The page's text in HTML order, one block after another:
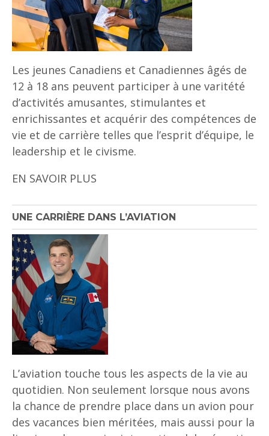
Les jeunes Canadiens et Canadiennes âgés de
12 à 18 ans peuvent participer à une varitété
d’activités amusantes, stimulantes et
enrichissantes et acquérir des compétences de
vie et de carrière telles que l’esprit d’équipe, le
leadership et le civisme.
EN SAVOIR PLUS
UNE CARRIÈRE DANS L’AVIATION
L’aviation touche tous les aspects de la vie au
quotidien. Non seulement lorsque nous avons
la chance de prendre place dans un avion pour
des vacances bien méritées, mais aussi pour la